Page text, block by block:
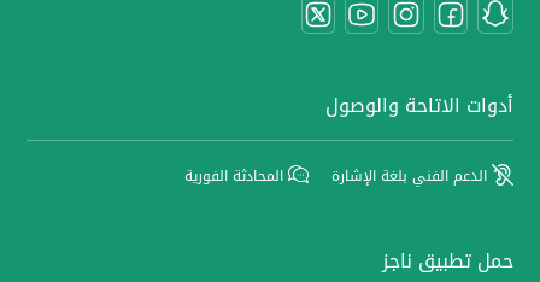
أدوات الاتاحة والوصول
الدعم الفني بلغة الإشارة المحادثة الفورية
حمل تطبيق ناجز